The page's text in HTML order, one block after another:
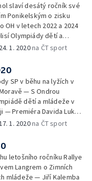
slaví desátý ročník své
Ponikelským o zisku
OH v letech 2022 a 2024
Olympiády dětí a
kraji — Upoutávka
24. 1. 2020na ČT sport
SP v běhu na lyžích v
— S Ondrou
dětí a mládeže v
— Premiéra Davida Lukšů
rozhodčí — Upoutávka
17. 1. 2020na ČT sport
letošního ročníku Rallye
Langrem o Zimních
mládeže — Jiří Kalemba